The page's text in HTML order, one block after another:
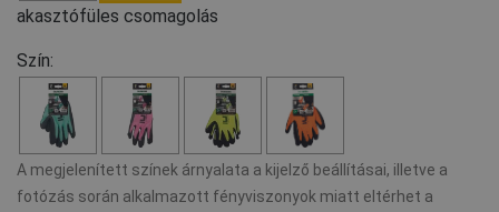
akasztófüles csomagolás
Szín:
A megjelenített színek árnyalata a kijelző beállításai, illetve a
fotózás során alkalmazott fényviszonyok miatt eltérhet a